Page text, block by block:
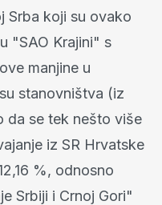
Srba koji su ovako
"SAO Krajini" s
manjine u
stanovništva (iz
da se tek nešto više
iz SR Hrvatske
%, odnosno
Srbiji i Crnoj Gori"